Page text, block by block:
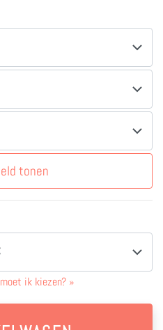
tonen
ik kiezen? »